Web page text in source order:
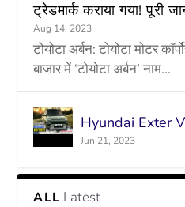
ट्रेडमार्क कराया गया! पूरी
Aug 14, 2023
टोयोटा अर्बन: टोयोटा मोटर
बाजार में ‘टोयोटा अर्बन’ नाम...
Hyundai Exter
Jun 21, 2023
ALL Latest